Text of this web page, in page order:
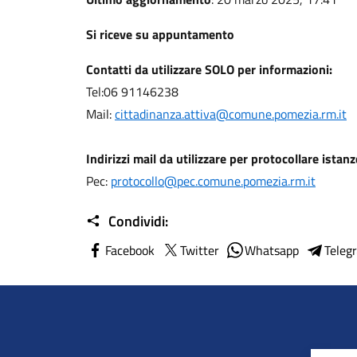
Si riceve su appuntamento
Contatti da utilizzare SOLO per informazioni:
Tel:06 91146238
Mail:cittadinanza.attiva@comune.pomezia.rm.it
Indirizzi mail da utilizzare per protocollare
Pec: protocollo@pec.comune.pomezia.rm.it
Condividi:
Facebook Twitter Whatsapp